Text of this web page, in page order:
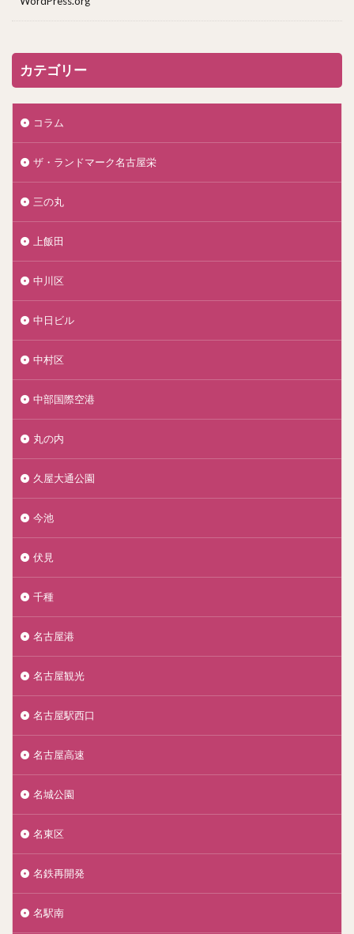
カテゴリー
コラム
ザ・ランドマーク名古屋栄
三の丸
上飯田
中川区
中日ビル
中村区
中部国際空港
丸の内
久屋大通公園
今池
伏見
千種
名古屋港
名古屋観光
名古屋駅西口
名古屋高速
名城公園
名東区
名鉄再開発
名駅南